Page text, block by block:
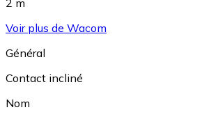
2 m
Voir plus de Wacom
Général
Contact incliné
Nom